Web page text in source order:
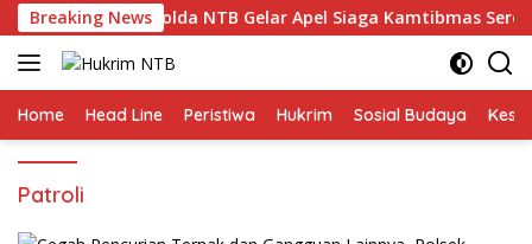
Langsung
ke
konten
Breaking News
Kapolri, Polda NTB Gelar Apel Siaga Kamtibmas
Home Head Line Peristiwa Hukrim Sosial Budaya
Patroli